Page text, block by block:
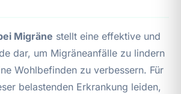
Migräne stellt eine effektive und
dar, um Migräneanfälle zu lindern
Wohlbefinden zu verbessern. Für
belastenden Erkrankung leiden,